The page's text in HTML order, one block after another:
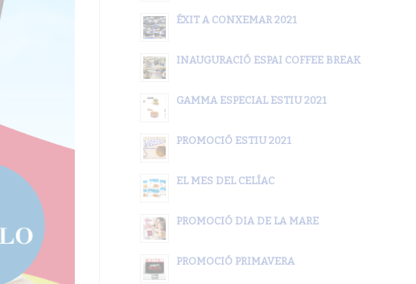
ÉXIT A CONXEMAR 2021
INAUGURACIÓ ESPAI COFFEE BREAK
GAMMA ESPECIAL ESTIU 2021
PROMOCIÓ ESTIU 2021
EL MES DEL CELÍAC
PROMOCIÓ DIA DE LA MARE
PROMOCIÓ PRIMAVERA